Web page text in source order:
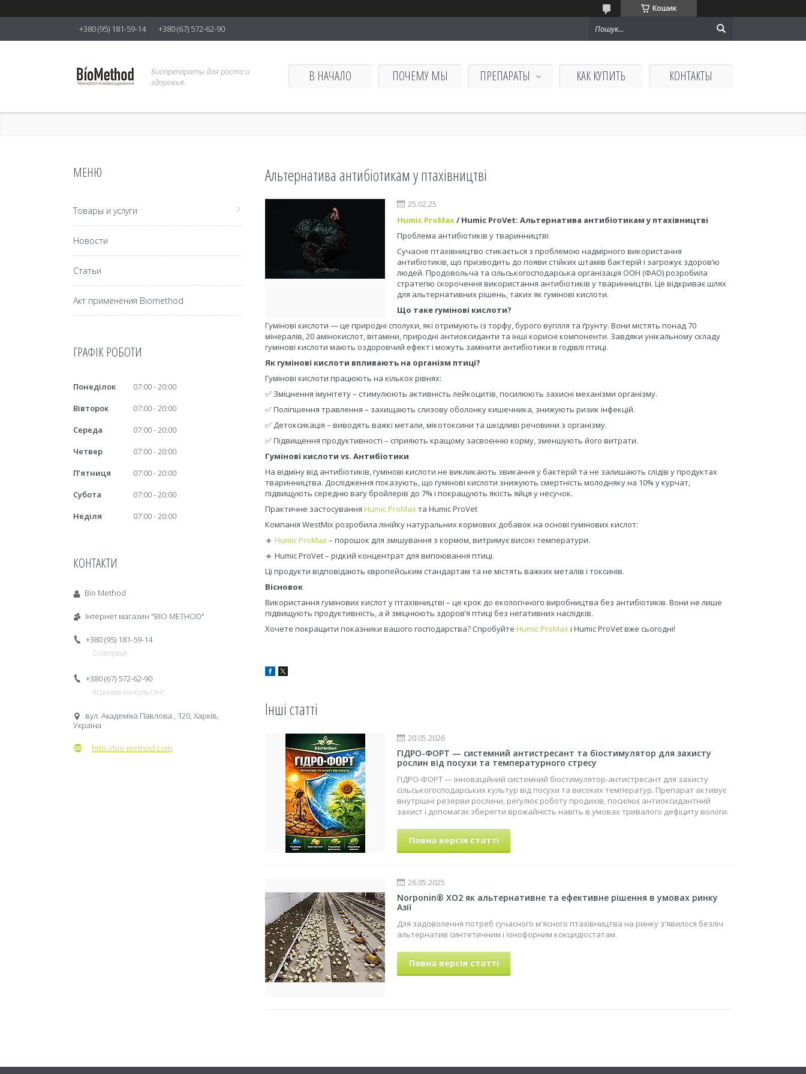
Кошик
+380 (95) 181-59-14 +380 (67) 572-62-90
Биопрепараты для роста и
здоровья.
В НАЧАЛО ПОЧЕМУ МЫ ПРЕПАРАТЫ КАК КУПИТЬ КОНТАКТЫ
Альтернатива антибіотикам у птахівництві
25.02.25
Humic ProMax/ Humic ProVet: Альтернатива антибіотикам у птахівництві
Проблема антибіотиків у тваринництві
Сучасне птахівництво стикається з проблемою надмірного використання
антибіотиків, що призводить до появи стійких штамів бактерій і загрожує здоров’ю
людей. Продовольча та сільськогосподарська організація ООН (ФАО) розробила
стратегію скорочення використання антибіотиків у тваринництві. Це відкриває шлях
для альтернативних рішень, таких як гумінові кислоти.
Що таке гумінові кислоти?
Гумінові кислоти — це природні сполуки, які отримують із торфу, бурого вугілля та ґрунту. Вони містять понад 70
мінералів, 20 амінокислот, вітаміни, природні антиоксиданти та інші корисні компоненти. Завдяки унікальному складу
гумінові кислоти мають оздоровчий ефект і можуть замінити антибіотики в годівлі птиці.
Як гумінові кислоти впливають на організм птиці?
Гумінові кислоти працюють на кількох рівнях:
✅ Зміцнення імунітету – стимулюють активність лейкоцитів, посилюють захисні механізми організму.
✅ Поліпшення травлення – захищають слизову оболонку кишечника, знижують ризик інфекцій.
✅ Детоксикація – виводять важкі метали, мікотоксини та шкідливі речовини з організму.
✅ Підвищення продуктивності – сприяють кращому засвоєнню корму, зменшують його витрати.
Гумінові кислоти vs. Антибіотики
На відміну від антибіотиків, гумінові кислоти не викликають звикання у бактерій та не залишають слідів у продуктах
тваринництва. Дослідження показують, що гумінові кислоти знижують смертність молодняку на 10% у курчат,
підвищують середню вагу бройлерів до 7% і покращують якість яйця у несучок.
Практичне застосування Humic ProMaxта Humic ProVet
Компанія WestMix розробила лінійку натуральних кормових добавок на основі гумінових кислот:
🔹 Humic ProMax– порошок для змішування з кормом, витримує високі температури.
🔹 Humic ProVet – рідкий концентрат для випоювання птиці.
Ці продукти відповідають європейським стандартам та не містять важких металів і токсинів.
Вісновок
Використання гумінових кислот у птахівництві – це крок до екологічного виробництва без антибіотиків. Вони не лише
підвищують продуктивність, а й зміцнюють здоров’я птиці без негативних наслідків.
Хочете покращити показники вашого господарства? Спробуйте Humic ProMaxі Humic ProVet вже сьогодні!
Інші статті
20.05.2026
ГІДРО-ФОРТ — системний антистресант та біостимулятор для захисту
рослин від посухи та температурного стресу
ГІДРО-ФОРТ — інноваційний системний біостимулятор-антистресант для захисту
сільськогосподарських культур від посухи та високих температур. Препарат активує
внутрішні резерви рослини, регулює роботу продихів, посилює антиоксидантний
захист і допомагає зберегти врожайність навіть в умовах тривалого дефіциту вологи.
Повна версія статті
26.05.2025
Norponin® XO2 як альтернативне та ефективне рішення в умовах ринку
Азії
Для задоволення потреб сучасного м'ясного птахівництва на ринку з'явилося безліч
альтернатив синтетичним і іонофорним кокцидіостатам.
Повна версія статті
Товары и услуги
Новости
Статьи
Акт применения Biomethod
ГРАФІК РОБОТИ
Понеділок 07:00 20:00
Вівторок
07:00 20:00
Середа
07:00 20:00
Четвер
07:00 20:00
Пʼятниця
07:00 20:00
Субота
07:00 20:00
Неділя
07:00 20:00
КОНТАКТИ
Bio Method
Інтернет магазин "BIO METHOD"
+380 (95) 181-59-14
Співпраця
+380 (67) 572-62-90
Агроном консультант
вул. Академіка Павлова , 120, Харків,
Україна
http://bio-method.com